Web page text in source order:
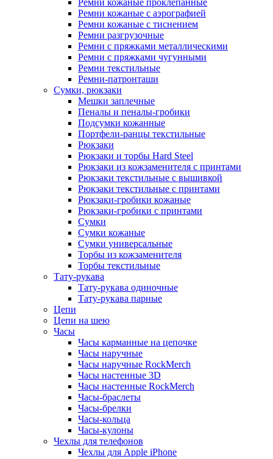
Ремни кожаные проклепанные
Ремни кожаные с аэрографией
Ремни кожаные с тиснением
Ремни разгрузочные
Ремни с пряжками металлическими
Ремни с пряжками чугунными
Ремни текстильные
Ремни-патронташи
Сумки, рюкзаки
Мешки заплечные
Пеналы и пеналы-гробики
Подсумки кожанные
Портфели-ранцы текстильные
Рюкзаки
Рюкзаки и торбы Hard Steel
Рюкзаки из кожзаменителя с принтами
Рюкзаки текстильные с вышивкой
Рюкзаки текстильные с принтами
Рюкзаки-гробики кожаные
Рюкзаки-гробики с принтами
Сумки
Сумки кожаные
Сумки универсальные
Торбы из кожзаменителя
Торбы текстильные
Тату-рукава
Тату-рукава одиночные
Тату-рукава парные
Цепи
Цепи на шею
Часы
Часы карманные на цепочке
Часы наручные
Часы наручные RockMerch
Часы настенные 3D
Часы настенные RockMerch
Часы-браслеты
Часы-брелки
Часы-кольца
Часы-кулоны
Чехлы для телефонов
Чехлы для Apple iPhone